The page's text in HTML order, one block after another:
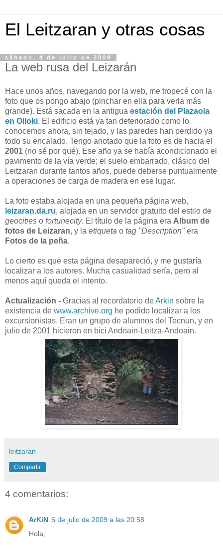
El Leitzaran y otras cosas
sábado, 4 de julio de 2009
La web rusa del Leizarán
Hace unos años, navegando por la web, me tropecé con la
foto que os pongo abajo (pinchar en ella para verla más
grande). Está sacada en la antigua estación del Plazaola
en Olloki. El edificio está ya tan deteriorado como lo
conocemos ahora, sin tejado, y las paredes han perdido ya
todo su encalado. Tengo anotado que la foto es de hacia el
2001 (no sé por qué). Ese año ya se había acondicionado el
pavimento de la vía verde; el suelo embarrado, clásico del
Leitzaran durante tantos años, puede deberse puntualmente
a operaciones de carga de madera en ese lugar.
La foto estaba alojada en una pequeña página web,
leizaran.da.ru, alojada en un servidor gratuito del estilo de
geocities o fortunecity. El título de la página era Album de
fotos de Leizaran, y la etiqueta o tag "Description" era
Fotos de la peña.
Lo cierto es que esta página desapareció, y me gustaría
localizar a los autores. Mucha casualidad sería, pero al
menos aquí queda el intento.
Actualización - Gracias al recordatorio deArkin sobre la
existencia de www.archive.org he podido localizar a los
excursionistas. Eran un grupo de alumnos del Tecnun, y en
julio de 2001 hicieron en bici Andoain-Leitza-Andoain.
leitzaran
Compartir
4 comentarios:
ArKiN 5 de julio de 2009 a las 20:58
Hola,